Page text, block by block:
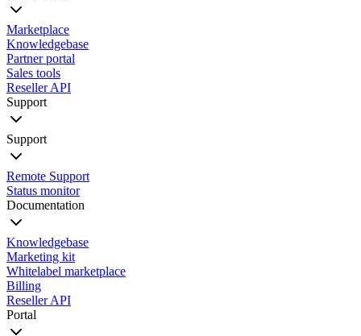
Marketplace
Knowledgebase
Partner portal
Sales tools
Reseller API
Support
Support
Remote Support
Status monitor
Documentation
Knowledgebase
Marketing kit
Whitelabel marketplace
Billing
Reseller API
Portal